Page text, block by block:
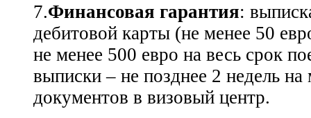
7.Финансовая гарантия:
дебитовой карты (не менее 50
не менее 500 евро на весь срок
выписки – не позднее 2 недель
документов в визовый центр.